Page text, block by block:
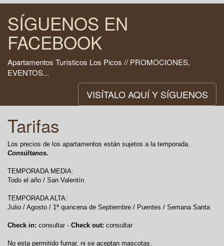
SÍGUENOS EN
FACEBOOK
Apartamentos Turísticos Los Picos // PROMOCIONES,
EVENTOS...
VISÍTALO AQUÍ Y SÍGUENOS
Tarifas
Los precios de los apartamentos están sujetos a la temporada.
Consúltanos.
TEMPORADA MEDIA:
Todo el año / San Valentín
TEMPORADA ALTA:
Julio / Agosto / 1ª quincena de Septiembre / Puentes / Semana Santa
Check in: consultar - Check out: consultar
No esta permitido fumar, ni se aceptan mascotas.